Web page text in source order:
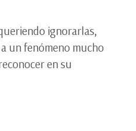
ignorarlas,
un fenómeno mucho
en su